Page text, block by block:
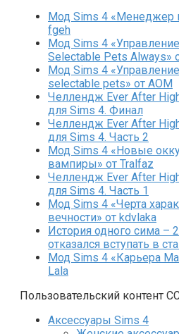
Мод Sims 4 «Менеджер
fgeh
Мод Sims 4
Selectable Pets Always»
Мод Sims 4
selectable pets» от AOM
Челлендж Ever After
для Sims 4. Финал
Челлендж Ever After
для Sims 4. Часть 2
Мод Sims 4 «Новые
вампиры» от Tralfaz
Челлендж Ever After
для Sims 4. Часть 1
Мод Sims 4 «Черта
вечности» от kdvlaka
История одного сима –
отказался вступать в
Мод Sims 4 «Карьера
Lala
Пользовательский контент
Аксессуары Sims 4